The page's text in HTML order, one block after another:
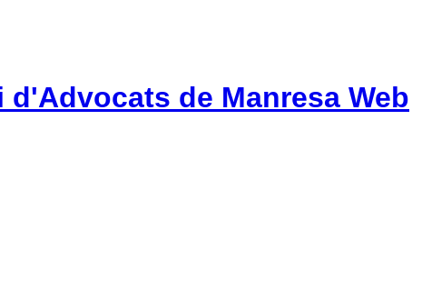
d'Advocats de Manresa Web